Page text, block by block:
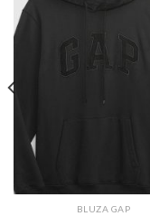
BLUZA GAP